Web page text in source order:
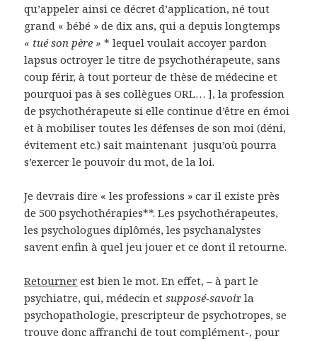
qu’appeler ainsi ce décret d’application, né tout
grand « bébé » de dix ans, qui a depuis longtemps
« tué son père » * lequel voulait accoyer pardon
lapsus octroyer le titre de psychothérapeute, sans
coup férir, à tout porteur de thèse de médecine et
pourquoi pas à ses collègues ORL… ], la profession
de psychothérapeute si elle continue d’être en émoi
et à mobiliser toutes les défenses de son moi (déni,
évitement etc.) sait maintenant jusqu’où pourra
s’exercer le pouvoir du mot, de la loi.
Je devrais dire « les professions » car il existe près
de 500 psychothérapies**. Les psychothérapeutes,
les psychologues diplômés, les psychanalystes
savent enfin à quel jeu jouer et ce dont il retourne.
Retourner est bien le mot. En effet, – à part le
psychiatre, qui, médecin etsupposé-savoir la
psychopathologie, prescripteur de psychotropes, se
trouve donc affranchi de tout complément-, pour